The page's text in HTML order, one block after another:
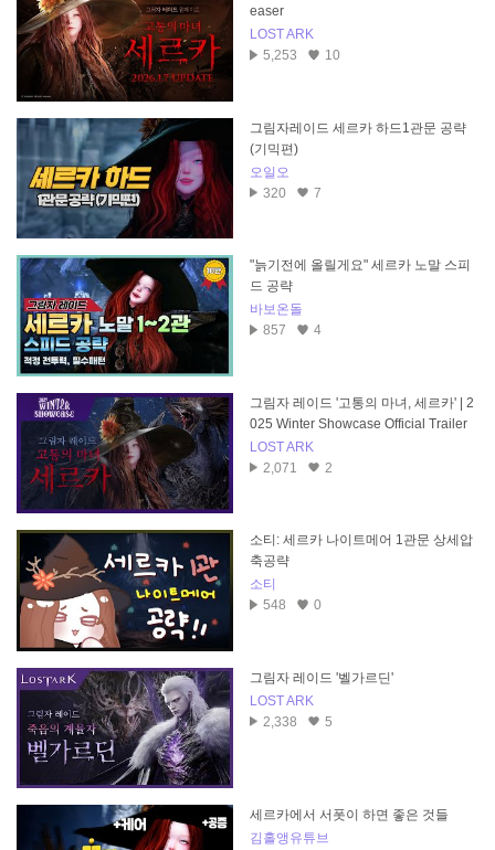
easer
LOST ARK
5,253
10
그림자레이드 세르카 하드1관문 공략
(기믹편)
오일오
320
7
"늙기전에 올릴게요" 세르카 노말 스피
드 공략
바보온돌
857
4
그림자 레이드 '고통의 마녀, 세르카' | 2
025 Winter Showcase Official Trailer
LOST ARK
2,071
2
소티: 세르카 나이트메어 1관문 상세압
축공략
소티
548
0
그림자 레이드 '벨가르딘'
LOST ARK
2,338
5
세르카에서 서폿이 하면 좋은 것들
김홀앵유튜브